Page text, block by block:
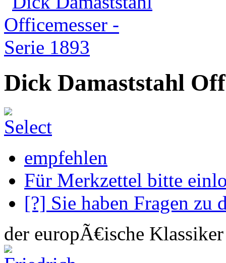
Dick Damaststahl
empfehlen
Für Merkzettel bitte
[?] Sie haben Fragen zu
der europÃ€ische Klassiker